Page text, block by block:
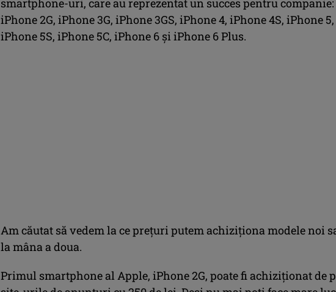
iPhone 2G, iPhone 3G, iPhone 3GS, iPhone 4, iPhone 4S, iPhone 5,
iPhone 5S, iPhone 5C, iPhone 6 și iPhone 6 Plus.
Am căutat să vedem la ce prețuri putem achiziționa modele noi
la mâna a doua.
Primul smartphone al Apple, iPhone 2G, poate fi achiziționat de